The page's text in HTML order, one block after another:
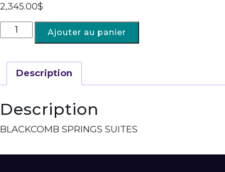
2,345.00$
Ajouter au panier
Description
Description
BLACKCOMB SPRINGS SUITES